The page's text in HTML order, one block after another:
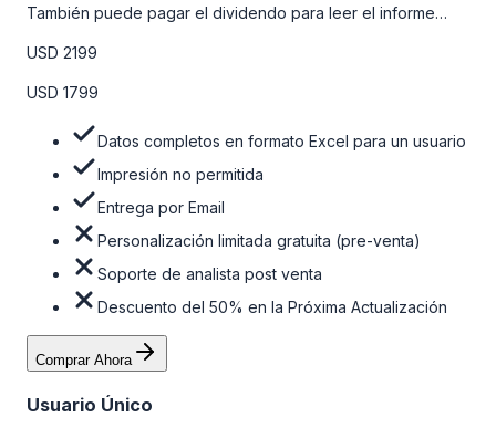
También puede pagar el dividendo para leer el informe
la tabla de precios a continuación.
USD 2199
USD 1799
Datos completos en formato Excel para un usuario
Impresión no permitida
Entrega por Email
Personalización limitada gratuita (pre-venta)
Soporte de analista post venta
Descuento del 50% en la Próxima Actualización
Comprar Ahora
Usuario Único